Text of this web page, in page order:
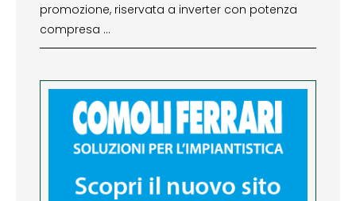
promozione, riservata a inverter con potenza
compresa …